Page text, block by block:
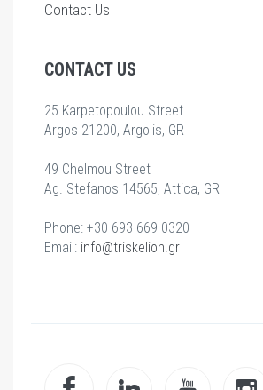
Contact Us
CONTACT US
25 Karpetopoulou Street
Argos 21200, Argolis, GR
49 Chelmou Street
Ag. Stefanos 14565, Attica, GR
Phone: +30 693 669 0320
Email: info@triskelion.gr